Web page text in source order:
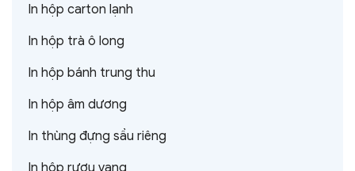
In hộp carton lạnh
In hộp trà ô long
In hộp bánh trung thu
In hộp âm dương
In thùng đựng sầu riêng
In hộp rượu vang